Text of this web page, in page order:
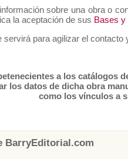
sobre una obra o
la aceptación de sus Bases y
servirá para agilizar el
a los catálogos
los datos de dicha obra
como los vínculos a
BarryEditorial.com